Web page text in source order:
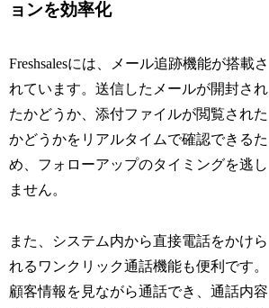
ョンを効率化
Freshsalesには、メール追跡機能が搭載さ
れています。送信したメールが開封され
たかどうか、添付ファイルが閲覧された
かどうかをリアルタイムで確認できるた
め、フォローアップのタイミングを逃し
ません。
また、システム内から直接電話をかけら
れるワンクリック通話機能も便利です。
顧客情報を見ながら通話でき、通話内容